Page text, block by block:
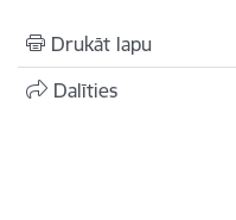
Drukāt lapu
Dalīties